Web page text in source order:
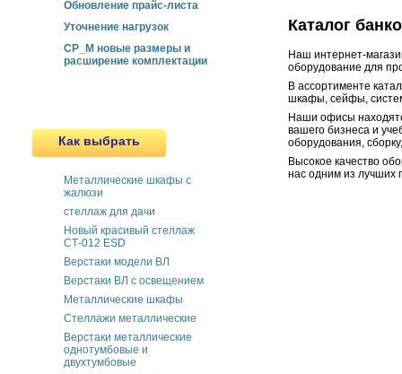
Обновление прайс-листа
Уточнение нагрузок
СР_М новые размеры и
расширение комплектации
Как выбрать
Металлические шкафы с
жалюзи
cтеллаж для дачи
Новый красивый стеллаж
СТ-012 ESD
Верстаки модели ВЛ
Верстаки ВЛ с освещением
Металлические шкафы
Стеллажи металлические
Верстаки металлические
однотумбовые и
двухтумбовые
Каталог
Наш интернет-
оборудование для
В ассортименте
шкафы, сейфы,
Наши офисы
вашего бизнеса и
оборудования,
Высокое качество
нас одним из лучших